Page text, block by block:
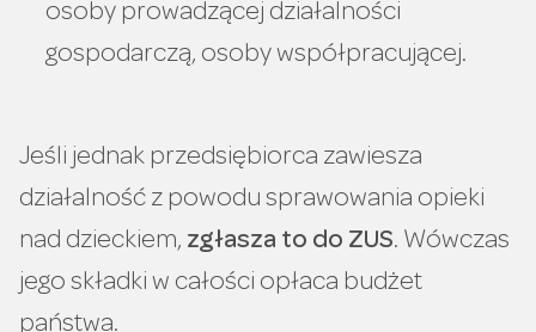
osoby prowadzącej działalności
gospodarczą, osoby współpracującej.
Jeśli jednak przedsiębiorca zawiesza
działalność z powodu sprawowania opieki
nad dzieckiem, zgłasza to do ZUS. Wówczas
jego składki w całości opłaca budżet
państwa.